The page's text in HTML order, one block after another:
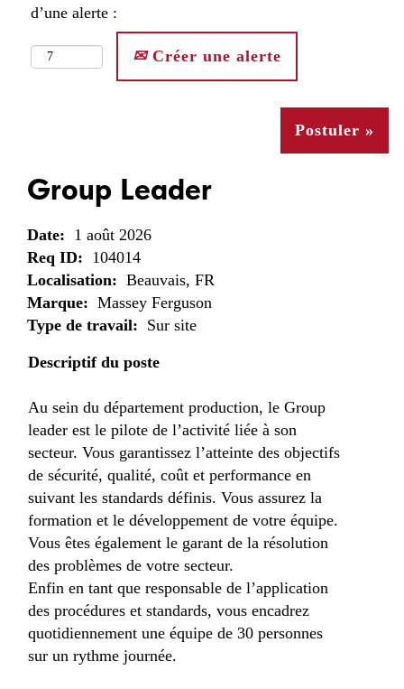
d’une alerte :
Créer une alerte
Postuler »
Group Leader
Date: 1 août 2026
Req ID: 104014
Localisation: Beauvais, FR
Marque: Massey Ferguson
Type de travail: Sur site
Descriptif du poste
Au sein du département production, le Group
leader est le pilote de l’activité liée à son
secteur. Vous garantissez l’atteinte des objectifs
de sécurité, qualité, coût et performance en
suivant les standards définis. Vous assurez la
formation et le développement de votre équipe.
Vous êtes également le garant de la résolution
des problèmes de votre secteur.
Enfin en tant que responsable de l’application
des procédures et standards, vous encadrez
quotidiennement une équipe de 30 personnes
sur un rythme journée.